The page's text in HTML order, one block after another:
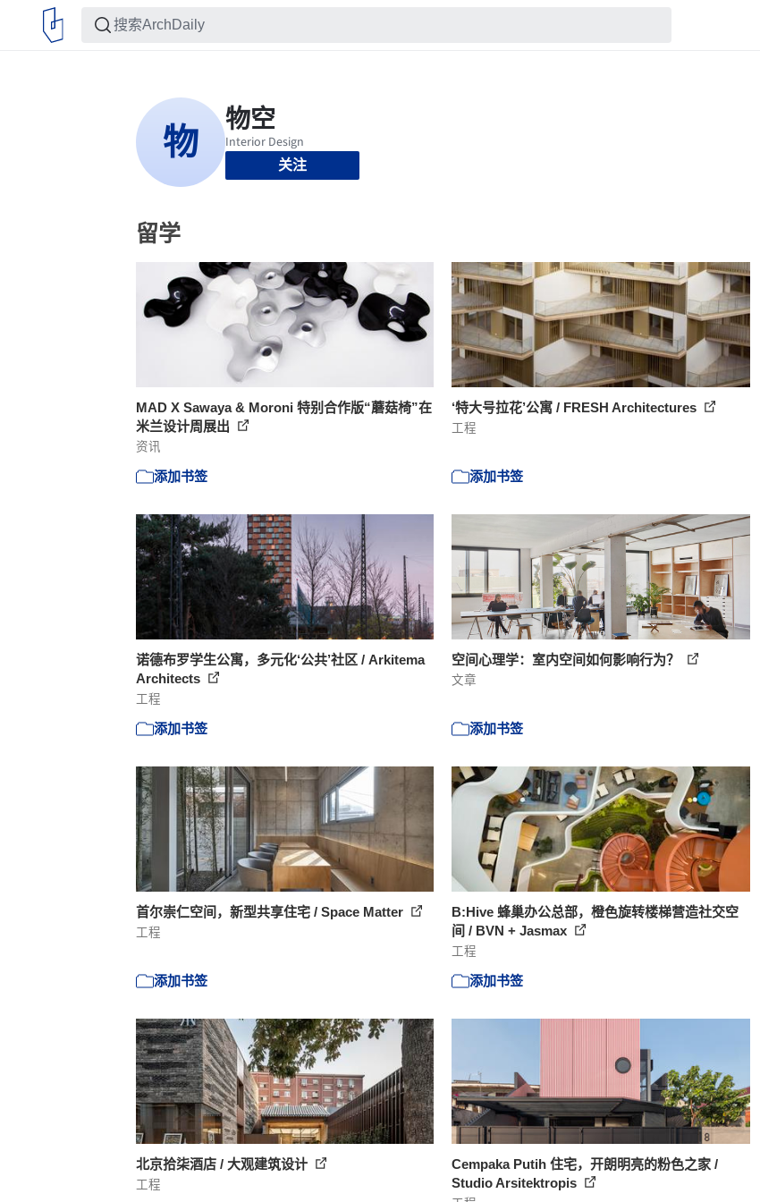
关注
留学
MAD X Sawaya & Moroni 特别合作版“蘑菇椅”在
米兰设计周展出
资讯
添加书签
‘特大号拉花’公寓 / FRESH Architectures
工程
添加书签
诺德布罗学生公寓，多元化‘公共’社区 / Arkitema
Architects
工程
添加书签
空间心理学：室内空间如何影响行为？
文章
添加书签
首尔崇仁空间，新型共享住宅 / Space Matter
工程
添加书签
B:Hive 蜂巢办公总部，橙色旋转楼梯营造社交空
间 / BVN + Jasmax
工程
添加书签
北京拾柒酒店 / 大观建筑设计
工程
Cempaka Putih 住宅，开朗明亮的粉色之家 /
Studio Arsitektropis